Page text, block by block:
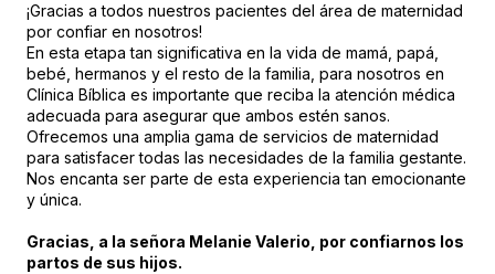
¡Gracias a todos nuestros pacientes del área de maternidad
por confiar en nosotros!
En esta etapa tan significativa en la vida de mamá, papá,
bebé, hermanos y el resto de la familia, para nosotros en
Clínica Bíblica es importante que reciba la atención médica
adecuada para asegurar que ambos estén sanos.
Ofrecemos una amplia gama de servicios de maternidad
para satisfacer todas las necesidades de la familia gestante.
Nos encanta ser parte de esta experiencia tan emocionante
y única.
Gracias, a la señora Melanie Valerio, por confiarnos los
partos de sus hijos.